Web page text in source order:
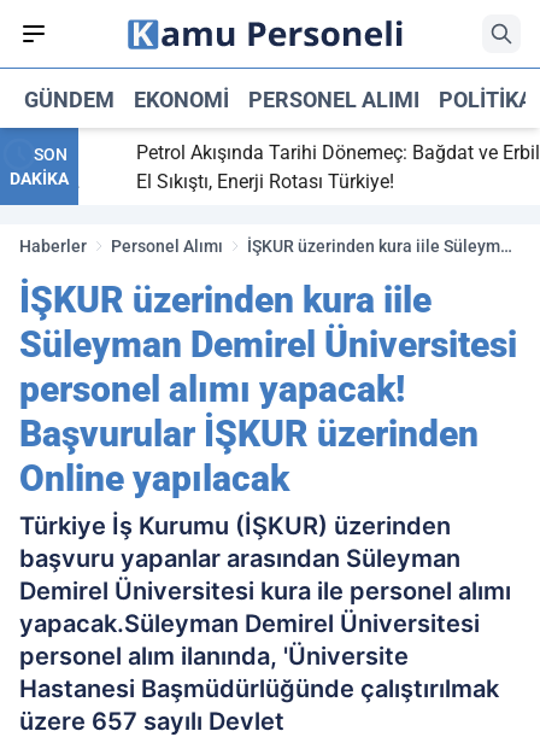
GÜNDEM EKONOMI PERSONEL ALIMI POLITIKA
SON
DAKİKA
maç
Petrol Akışında Tarihi Dönemeç: Bağdat ve Erbil
El Sıkıştı, Enerji Rotası Türkiye!
Haberler Personel Alımı
İŞKUR üzerinden kura iile Süleyman
yapacak! Başvurular İŞKUR
üzerinden Online yapılacak
İŞKUR üzerinden kura iile
Süleyman Demirel Üniversitesi
personel alımı yapacak!
Başvurular İŞKUR üzerinden
Online yapılacak
Türkiye İş Kurumu (İŞKUR) üzerinden
başvuru yapanlar arasından Süleyman
Demirel Üniversitesi kura ile personel alımı
yapacak.Süleyman Demirel Üniversitesi
personel alım ilanında, 'Üniversite
Hastanesi Başmüdürlüğünde çalıştırılmak
üzere 657 sayılı Devlet